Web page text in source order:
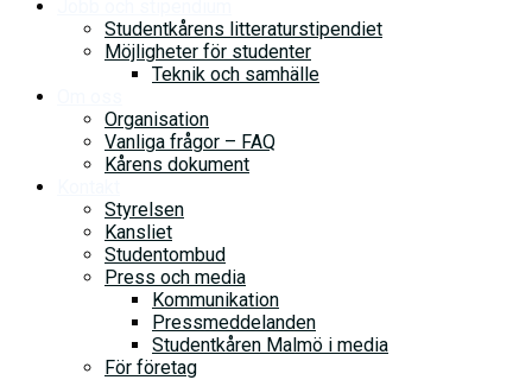
Studentkårens litteraturstipendiet
Möjligheter för studenter
Teknik och samhälle
Organisation
Vanliga frågor – FAQ
Kårens dokument
Styrelsen
Kansliet
Studentombud
Press och media
Kommunikation
Pressmeddelanden
Studentkåren Malmö i media
För företag